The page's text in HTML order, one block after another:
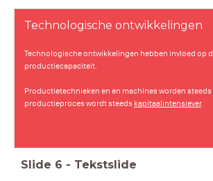
Technologische ontwikkelingen
Technologische ontwikkelingen hebben invloed op
productiecapaciteit.
Productietechnieken en en machines worden steeds
productieproces wordt steeds kapitaalintensiever.
Slide 6 - Tekstslide